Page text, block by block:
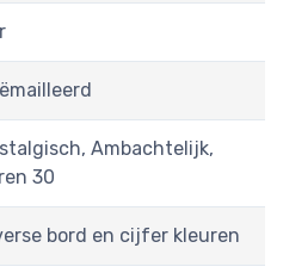
Ambachtelijk,
30
bord en cijfer kleuren